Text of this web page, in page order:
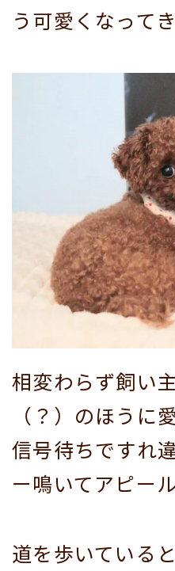
う可愛くなって
相変わらず飼い
（？）のほうに
信号待ちですれ
ー鳴いてアピー
道を歩いている